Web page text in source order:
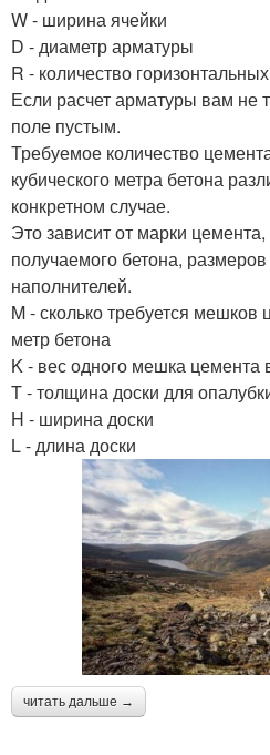
W - ширина ячейки
D - диаметр арматуры
R - количество
Если расчет арматуры вам не
поле пустым.
Требуемое количество
кубического метра бетона
конкретном случае.
Это зависит от марки
получаемого бетона,
наполнителей.
M - сколько требуется мешков
метр бетона
K - вес одного мешка цемента
T - толщина доски для
H - ширина доски
L - длина доски
читать дальше →